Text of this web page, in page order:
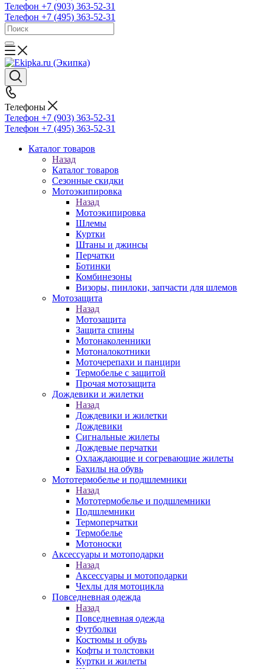
Телефон +7 (903) 363-52-31
Телефон +7 (495) 363-52-31
Телефоны
Телефон +7 (903) 363-52-31
Телефон +7 (495) 363-52-31
Каталог товаров
Назад
Каталог товаров
Сезонные скидки
Мотоэкипировка
Назад
Мотоэкипировка
Шлемы
Куртки
Штаны и джинсы
Перчатки
Ботинки
Комбинезоны
Визоры, пинлоки, запчасти для шлемов
Мотозащита
Назад
Мотозащита
Защита спины
Мотонаколенники
Мотоналокотники
Моточерепахи и панцири
Термобелье с защитой
Прочая мотозащита
Дождевики и жилетки
Назад
Дождевики и жилетки
Дождевики
Сигнальные жилеты
Дождевые перчатки
Охлаждающие и согревающие жилеты
Бахилы на обувь
Мототермобелье и подшлемники
Назад
Мототермобелье и подшлемники
Подшлемники
Термоперчатки
Термобелье
Мотоноски
Аксессуары и мотоподарки
Назад
Аксессуары и мотоподарки
Чехлы для мотоцикла
Повседневная одежда
Назад
Повседневная одежда
Футболки
Костюмы и обувь
Кофты и толстовки
Куртки и жилеты